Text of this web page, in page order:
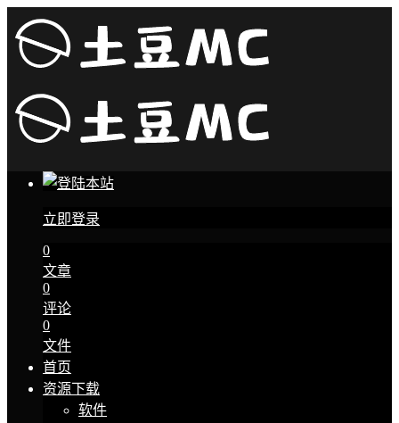
立即登录
0
文章
0
评论
0
文件
首页
资源下载
软件